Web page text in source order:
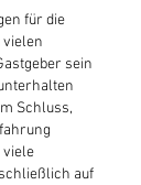
für die
sein
Schluss,
viele
auf